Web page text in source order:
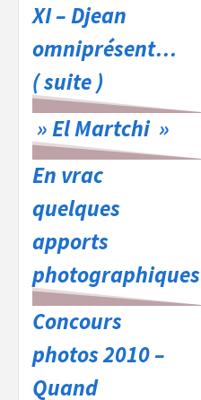
XI – Djean
omniprésent…
( suite )
» El Martchi »
En vrac
quelques
apports
photographiques
Concours
photos 2010 –
Quand